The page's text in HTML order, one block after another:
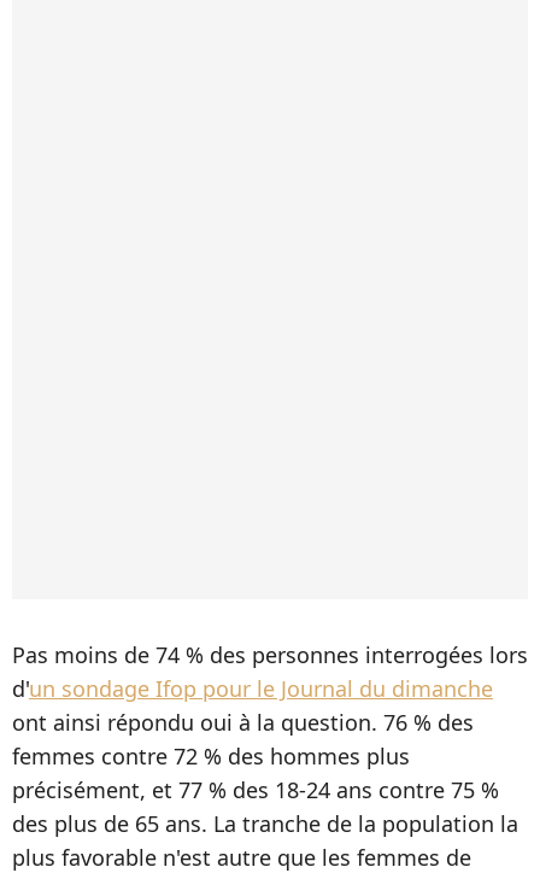
Pas moins de 74 % des personnes interrogées lors
d'un sondage Ifop pour le Journal du dimanche
ont ainsi répondu oui à la question. 76 % des
femmes contre 72 % des hommes plus
précisément, et 77 % des 18-24 ans contre 75 %
des plus de 65 ans. La tranche de la population la
plus favorable n'est autre que les femmes de